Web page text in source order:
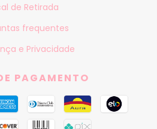
de Retirada
frequentes
e Privacidade
PAGAMENTO